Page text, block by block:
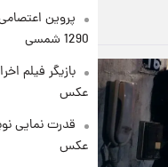
پروین
1290 شمسی
بازیگر فیلم
عکس
قدرت نمایی
عکس